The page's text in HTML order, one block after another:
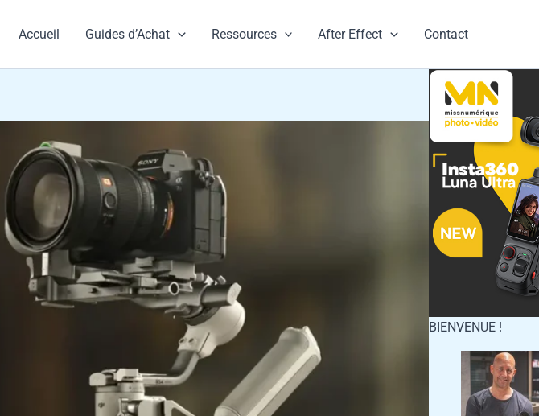
Accueil Guides d’Achat Ressources After Effect Contact
BIENVENUE !